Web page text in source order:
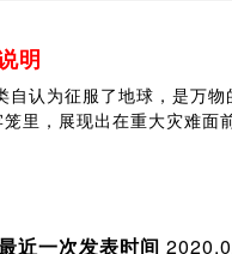
明
认为征服了地球，是万物
里，展现出在重大灾难面
近一次发表时间